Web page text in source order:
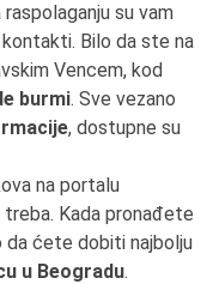
raspolaganju su vam
Bilo da ste na
Vencem, kod
burmi. Sve vezano
, dostupne su
na portalu
Kada pronađete
da ćete dobiti najbolju
u Beogradu.